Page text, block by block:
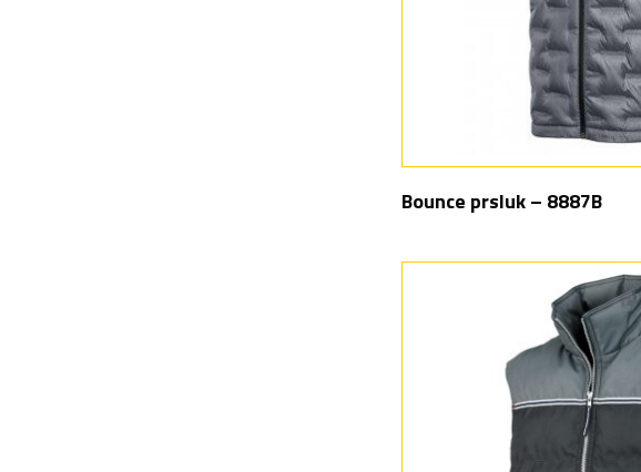
Bounce prsluk – 8887B